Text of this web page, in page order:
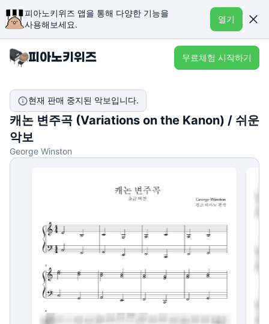
피아노키위즈 앱을 통해 다양한 기능을
사용해보세요.
열기
무료체험 시작하기
현재 판매 중지된 악보입니다.
캐논 변주곡 (Variations on the Kanon) / 쉬운
악보
George Winston